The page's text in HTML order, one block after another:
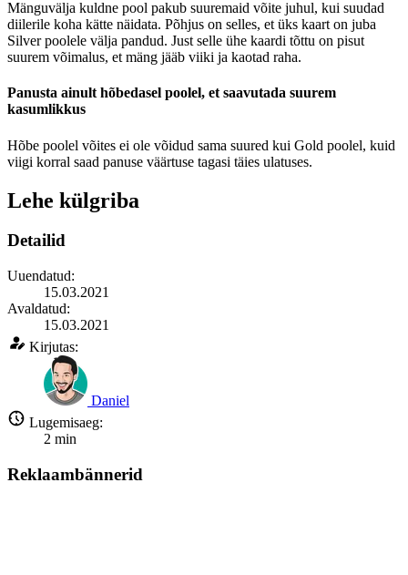
Mänguvälja kuldne pool pakub suuremaid võite juhul, kui suudad
diilerile koha kätte näidata. Põhjus on selles, et üks kaart on juba
Silver poolele välja pandud. Just selle ühe kaardi tõttu on pisut
suurem võimalus, et mäng jääb viiki ja kaotad raha.
Panusta ainult hõbedasel poolel, et saavutada suurem
kasumlikkus
Hõbe poolel võites ei ole võidud sama suured kui Gold poolel, kuid
viigi korral saad panuse väärtuse tagasi täies ulatuses.
Lehe külgriba
Detailid
Uuendatud:
15.03.2021
Avaldatud:
15.03.2021
Kirjutas:
Daniel
Lugemisaeg:
2 min
Reklaambännerid